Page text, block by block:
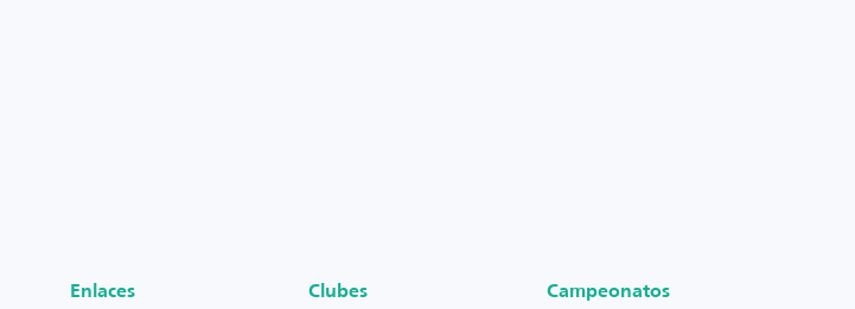
Enlaces Clubes Campeonatos